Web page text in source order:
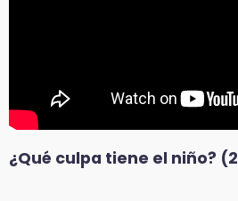
¿Qué culpa tiene el niño?